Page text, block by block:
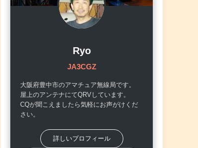
Ryo
JA3CGZ
大阪府豊中市のアマチュア無線局です。
屋上のアンテナにてQRVしています。
CQが聞こえましたら気軽にお声がけくだ
さい。
詳しいプロフィール